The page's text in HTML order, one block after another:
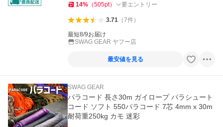
14% （505pt） 要エントリー
3.71（7件）
最短8/9お届け
SWAG GEAR ヤフー店
最安値を見る
SWAG GEAR
パラコード 長さ30m ガイロープ パラシュート
コード ソフト 550パラコード 7芯 4mm x 30m
耐荷重250kg カモ 迷彩